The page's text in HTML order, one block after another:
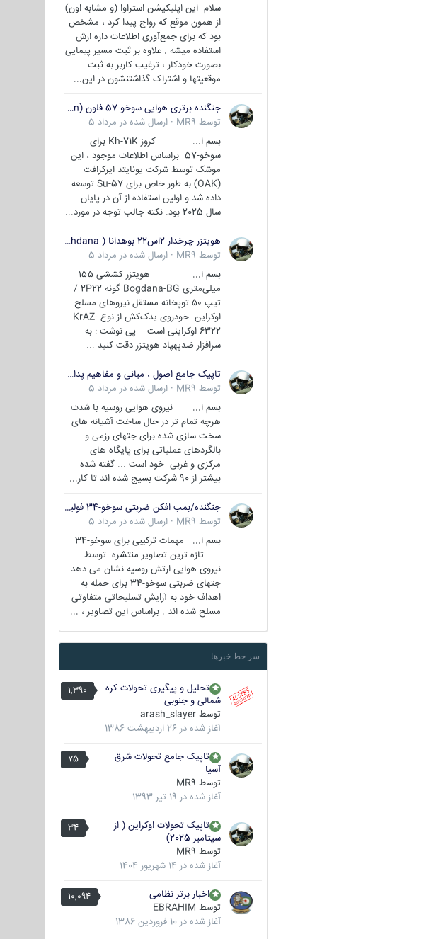
سلام این اپلیکیشن استراوا (و مشابه اون)
از همون موقع که رواج پیدا کرد ، مشخص
بود که برای جمع‌آوری اطلاعات داره ارش
استفاده میشه . علاوه بر ثبت مسیر پیمایی
بصورت خودکار ، ترغیب کاربر به ثبت
موقعیتها و اشتراک‌ گذاشتنشون در این...
جنگنده برتری هوایی سوخو-57 فلون (Su-57/Felon)
توسط MR9
· ارسال شده در مرداد 5
بسم ا... کروز Kh-71K برای
سوخو-57 براساس اطلاعات موجود ، این
موشک توسط شرکت یونایتد ایرکرافت
(OAK) به طور خاص برای Su-57 توسعه
داده شد و اولین استفاده از آن در پایان
سال 2025 بود. نکته جالب توجه در مورد...
هویتزر چرخدار 2اس22 بوهدانا ( wheeled howitzer 2S22 Bohdana )
توسط MR9
· ارسال شده در مرداد 5
بسم ا... هویتزر کششی ۱۵۵
میلی‌متری Bogdana-BG گونه 2P22 /
تیپ ۵۰ توپخانه مستقل نیروهای مسلح
اوکراین خودروی یدک‌کش از نوع KrAZ-
6322 اوکراینی است پی نوشت : به
سرافزار ضدپهپاد هویتزر دقت کنید ...
تاپیک جامع اصول ، مبانی و مفاهیم پدافند غیر عامل
توسط MR9
· ارسال شده در مرداد 5
بسم ا... نیروی هوایی روسیه با شدت
هرچه تمام تر در حال ساخت آشیانه های
سخت سازی شده برای جتهای رزمی و
بالگردهای عملیاتی برای پایگاه های
مرکزی و غربی خود است ... گفته شده
بیشتر از 90 شرکت بسیج شده اند تا کار...
جنگنده/بمب افکن ضربتی سوخو-34 فولبک ( Sukhoi Su-34/Fullback)
توسط MR9
· ارسال شده در مرداد 5
بسم ا... مهمات ترکیبی برای سوخو-34
تازه ترین تصاویر منتشره توسط
نیروی هوایی ارتش روسیه نشان می دهد
جتهای ضربتی سوخو-34 برای حمله به
اهداف خود به آرایش تسلیحاتی متفاوتی
مسلح شده اند . براساس این تصاویر ، ...
سر خط خبرها
1,390
تحلیل و پیگیری تحولات کره
شمالی و جنوبی
توسط arash_slayer
آغاز شده در 26 اردیبهشت 1386
75
تاپیک جامع تحولات شرق
آسیا
توسط MR9
آغاز شده در 19 تیر 1393
34
تاپیک تحولات اوکراین ( از
سپتامبر 2025)
توسط MR9
آغاز شده در 14 شهریور 1404
10,094
اخبار برتر نظامی
توسط EBRAHIM
آغاز شده در 10 فروردین 1386